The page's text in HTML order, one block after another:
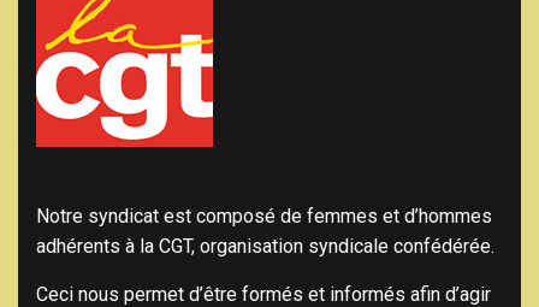
Notre syndicat est composé de femmes et d’hommes
adhérents à la CGT, organisation syndicale confédérée.
Ceci nous permet d’être formés et informés afin d’agir